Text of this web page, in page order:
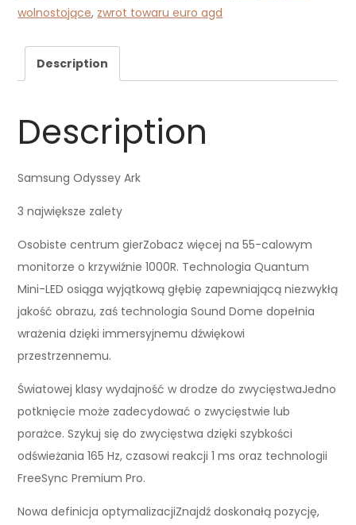
wolnostojące, zwrot towaru euro agd
Description
Description
Samsung Odyssey Ark
3 największe zalety
Osobiste centrum gierZobacz więcej na 55-calowym
monitorze o krzywiźnie 1000R. Technologia Quantum
Mini-LED osiąga wyjątkową głębię zapewniającą niezwykłą
jakość obrazu, zaś technologia Sound Dome dopełnia
wrażenia dzięki immersyjnemu dźwiękowi
przestrzennemu.
Światowej klasy wydajność w drodze do zwycięstwaJedno
potknięcie może zadecydować o zwycięstwie lub
porażce. Szykuj się do zwycięstwa dzięki szybkości
odświeżania 165 Hz, czasowi reakcji 1 ms oraz technologii
FreeSync Premium Pro.
Nowa definicja optymalizacjiZnajdź doskonałą pozycję,